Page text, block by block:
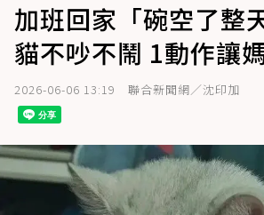
加班回家「碗空了整
貓不吵不鬧 1動作讓
2026-06-06 13:19 聯合新聞網／沈印加